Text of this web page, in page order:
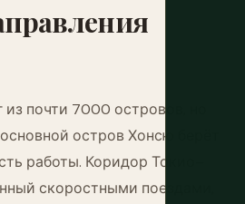
почти 7000 островов, но
остров Хонсю берёт
работы. Коридор Токио–
скоростными поездами,